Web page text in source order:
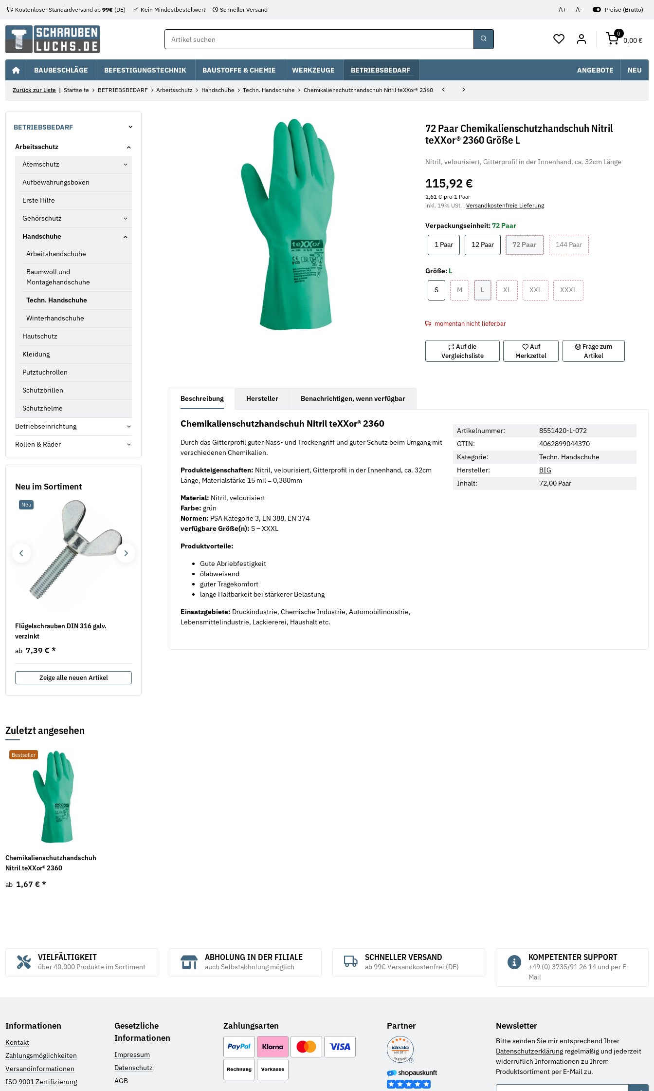
A+ A- Preise (Brutto)
Kostenloser Standardversand ab 99€ (DE) Kein Mindestbestellwert Schneller Versand
0
0,00 €
BAUBESCHLÄGE BEFESTIGUNGSTECHNIK BAUSTOFFE & CHEMIE WERKZEUGE BETRIEBSBEDARF ANGEBOTE NEU
Zurück zur Liste Startseite BETRIEBSBEDARF Arbeitsschutz Handschuhe Techn. Handschuhe Chemikalienschutzhandschuh Nitril teXXor® 2360
72 Paar Chemikalienschutzhandschuh Nitril
teXXor® 2360 Größe L
Nitril, velourisiert, Gitterprofil in der Innenhand, ca. 32cm Länge
115,92 €
1,61 € pro 1 Paar
inkl. 19% USt. ,Versandkostenfreie Lieferung
Verpackungseinheit:72 Paar
1 Paar1 Paar 12 Paar12 Paar72 Paar72 Paar144 Paar144 Paar
Größe: L
SS M LL XL XL XXL XXL XXXL XXXL
momentan nicht lieferbar
Auf die
Vergleichsliste
Auf
Merkzettel
Frage zum
Artikel
Beschreibung Hersteller Benachrichtigen, wenn verfügbar
Chemikalienschutzhandschuh Nitril teXXor® 2360
Durch das Gitterprofil guter Nass- und Trockengriff und guter Schutz beim Umgang mit
verschiedenen Chemikalien.
Produkteigenschaften: Nitril, velourisiert, Gitterprofil in der Innenhand, ca. 32cm
Länge, Materialstärke 15 mil = 0,380mm
Material: Nitril, velourisiert
Farbe: grün
Normen: PSA Kategorie 3, EN 388, EN 374
verfügbare Größe(n): S – XXXL
Produktvorteile:
Gute Abriebfestigkeit
ölabweisend
guter Tragekomfort
lange Haltbarkeit bei stärkerer Belastung
Einsatzgebiete: Druckindustrie, Chemische Industrie, Automobilindustrie,
Lebensmittelindustrie, Lackiererei, Haushalt etc.
Artikelnummer:
8551420-L-072
GTIN:
4062899044370
Kategorie:
Techn. Handschuhe
Hersteller:
BIG
Inhalt:
72,00 Paar
BETRIEBSBEDARF
Arbeitsschutz
Atemschutz
Aufbewahrungsboxen
Erste Hilfe
Gehörschutz
Handschuhe
Arbeitshandschuhe
Baumwoll und
Montagehandschuhe
Techn. Handschuhe
Winterhandschuhe
Hautschutz
Kleidung
Putztuchrollen
Schutzbrillen
Schutzhelme
Betriebseinrichtung
Rollen & Räder
Neu im Sortiment
Neu
Flügelschrauben DIN 316 galv.
verzinkt
ab 7,39 € *
Federringe Form B DIN 127 galv.
Sicherungsmuttern DIN 7967 galv.
Zeige alle neuen Artikel
Zuletzt angesehen
Bestseller
Chemikalienschutzhandschuh
Nitril teXXor® 2360
ab 1,67 € *
VIELFÄLTIGKEIT
über 40.000 Produkte im Sortiment
ABHOLUNG IN DER FILIALE
auch Selbstabholung möglich
SCHNELLER VERSAND
ab 99€ Versandkostenfrei (DE)
KOMPETENTER SUPPORT
+49 (0) 3735/91 26 14 und per E-
Mail
Informationen
Kontakt
Zahlungsmöglichkeiten
Versandinformationen
ISO 9001 Zertifizierung
Gesetzliche
Informationen
Impressum
Datenschutz
AGB
Zahlungsarten Partner Newsletter
Bitte senden Sie mir entsprechend Ihrer
Datenschutzerklärung regelmäßig und jederzeit
widerruflich Informationen zu Ihrem
Produktsortiment per E-Mail zu.